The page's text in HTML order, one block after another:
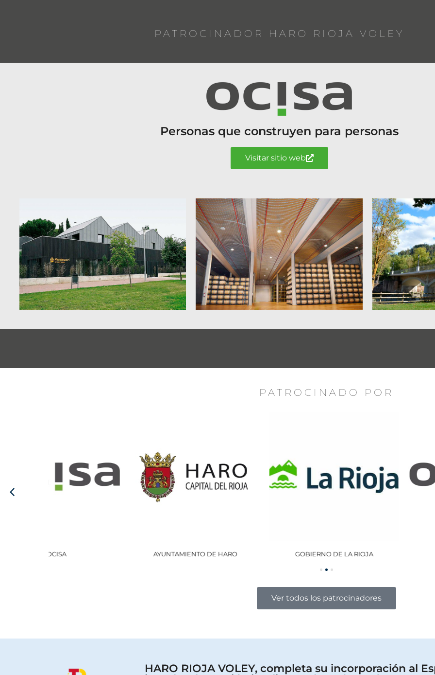
PATROCINADOR HARO RIOJA VOLEY
Personas que construyen para personas
Visitar sitio web
PATROCINADO POR
AYUNTAMIENTO DE HARO GOBIERNO DE LA RIOJA
Ver todos los patrocinadores
HARO RIOJA VOLEY, completa su incorporación al